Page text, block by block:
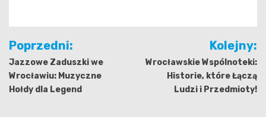
Nawigacja
wpisu
Poprzedni:
Jazzowe Zaduszki we
Wrocławiu: Muzyczne
Hołdy dla Legend
Kolejny:
Wrocławskie Wspólnoteki:
Historie, które Łączą
Ludzi i Przedmioty!